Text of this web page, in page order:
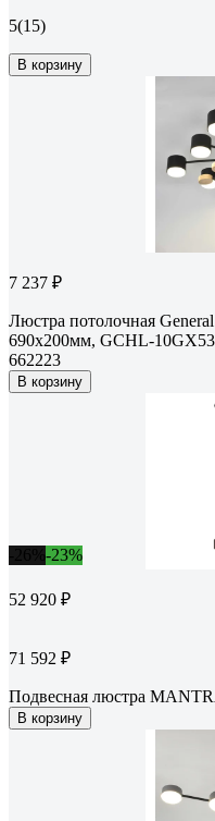
5(15)
В корзину
7 237 ₽
Люстра потолочная
690х200мм, GCHL-
662223
В корзину
-23%
52 920 ₽
71 592 ₽
Подвесная люстра
В корзину